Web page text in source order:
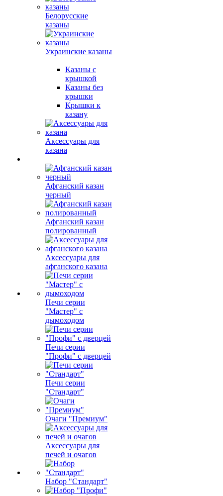
Белорусские
казаны
Украинские казаны
Казаны с
крышкой
Казаны без
крышки
Крышки к
казану
Аксессуары для
казана
Афганский казан
черный
Афганский казан
полированный
Аксессуары для
афганского казана
Печи серии
"Мастер" с
дымоходом
Печи серии
"Профи" с дверцей
Печи серии
"Стандарт"
Очаги "Премиум"
Аксессуары для
печей и очагов
Набор "Стандарт"